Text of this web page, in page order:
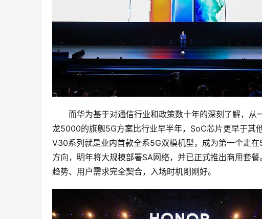
而华为基于对通信行业和政策数十年的深刻了解，
龙5000的旗舰5G方案比行业早半年，SoC芯片更早于其
V30系列就是业内首款全系5G双模机型，成为第一个走
方向，明年将大规模部署SA网络，并已正式推出商用套
趋势、用户需求完全契合，入场时机刚刚好。